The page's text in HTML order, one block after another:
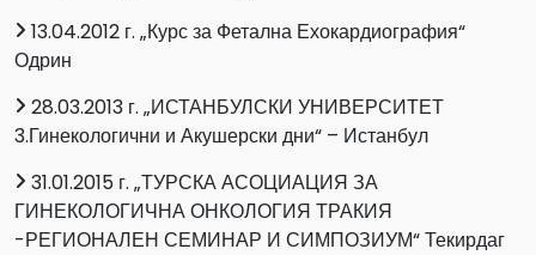
13.04.2012 г. „Курс за Фетална Ехокардиография“
Одрин
28.03.2013 г. „ИСТАНБУЛСКИ УНИВЕРСИТЕТ
3.Гинекологични и Акушерски дни“ – Истанбул
31.01.2015 г. „ТУРСКА АСОЦИАЦИЯ ЗА
ГИНЕКОЛОГИЧНА ОНКОЛОГИЯ ТРАКИЯ
-РЕГИОНАЛЕН СЕМИНАР И СИМПОЗИУМ“ Текирдаг